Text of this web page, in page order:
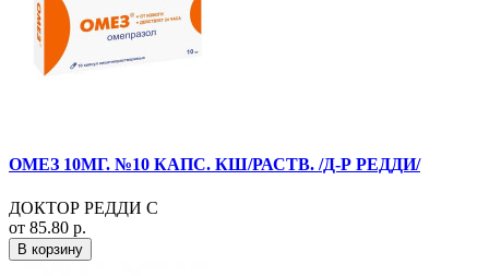
ОМЕЗ 10МГ. №10 КАПС. КШ/РАСТВ. /Д-Р РЕДДИ/
ДОКТОР РЕДДИ С
от 85.80 р.
В корзину